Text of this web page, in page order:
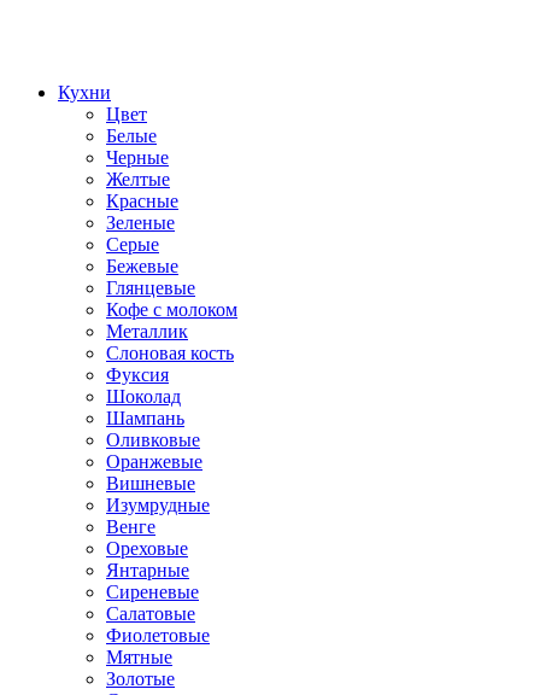
Кухни
Цвет
Белые
Черные
Желтые
Красные
Зеленые
Серые
Бежевые
Глянцевые
Кофе с молоком
Металлик
Слоновая кость
Фуксия
Шоколад
Шампань
Оливковые
Оранжевые
Вишневые
Изумрудные
Венге
Ореховые
Янтарные
Сиреневые
Салатовые
Фиолетовые
Мятные
Золотые